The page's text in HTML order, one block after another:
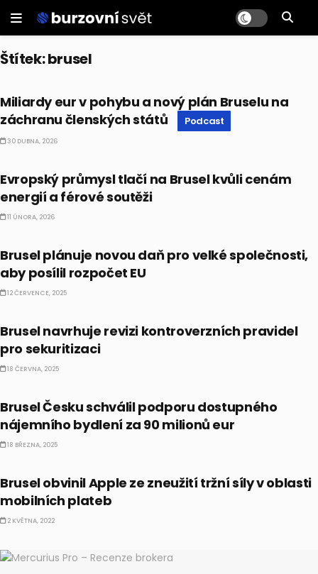
Štítek:brusel
Miliardy eur v pohybu a nový plán Bruselu na
záchranu členských států
Podcast
30 DUBNA, 2026
Evropský průmysl tlačí na Brusel kvůli cenám
energií a férové soutěži
11 ÚNORA, 2026
Brusel plánuje novou daň pro velké společnosti,
aby posílil rozpočet EU
12 ČERVENCE, 2025
Brusel navrhuje revizi kontroverzních pravidel
pro sekuritizaci
18 ČERVNA, 2025
Brusel Česku schválil podporu dostupného
nájemního bydlení za 90 milionů eur
18 BŘEZNA, 2025
Brusel obvinil Apple ze zneužití tržní síly v oblasti
mobilních plateb
2 KVĚTNA, 2022